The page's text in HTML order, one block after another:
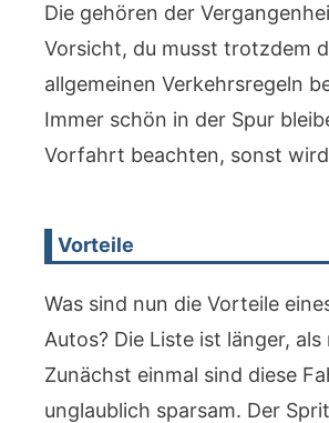
Die gehören der
Vorsicht, du musst trotzdem
allgemeinen Verkehrsregeln
Immer schön in der Spur
Vorfahrt beachten, sonst
Vorteile
Was sind nun die Vorteile
Autos? Die Liste ist länger,
Zunächst einmal sind diese
unglaublich sparsam. Der